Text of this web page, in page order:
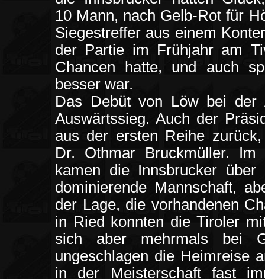
10 Mann, nach Gelb-Rot für
Siegestreffer aus einem
der Partie im Frühjahr am
Chancen hatte, und auch
besser war.
Das Debüt von Löw bei der
Auswärtssieg. Auch der
aus der ersten Reihe
Dr. Othmar Bruckmüller.
kamen die Innsbrucker
dominierende Mannschaft,
der Lage, die vorhandenen
in Ried konnten die Tiroler
sich aber mehrmals bei
ungeschlagen die Heimreise
in der Meisterschaft fast